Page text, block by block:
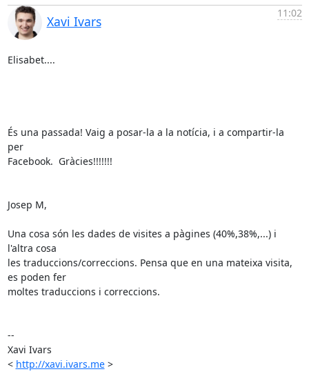
Xavi Ivars
11:02
Elisabet....
És una passada! Vaig a posar-la a la notícia, i a compartir-la
per
Facebook.  Gràcies!!!!!!!
Josep M,
Una cosa són les dades de visites a pàgines (40%,38%,...) i
l'altra cosa
les traduccions/correccions. Pensa que en una mateixa visita,
es poden fer
moltes traduccions i correccions.
--
Xavi Ivars
< http://xavi.ivars.me >